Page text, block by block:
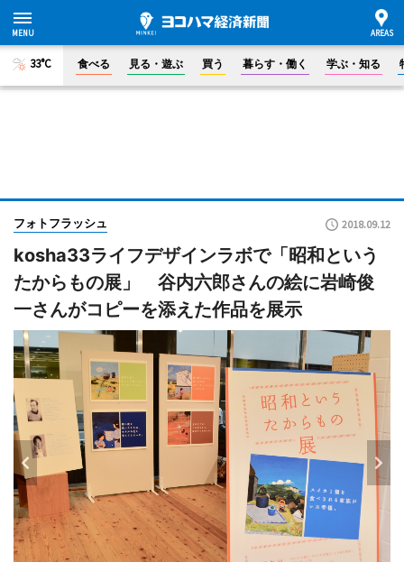
33°C 食べる 見る・遊ぶ 買う 暮らす・働く 学ぶ・知る
フォトフラッシュ 2018.09.12
kosha33ライフデザインラボで「昭和という
たからもの展」 谷内六郎さんの絵に岩崎俊
一さんがコピーを添えた作品を展示